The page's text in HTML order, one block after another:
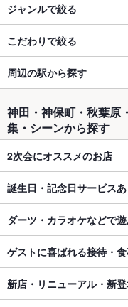
ジャンルで絞る
こだわりで絞る
周辺の駅から探す
神田・神保町・秋葉原
集・シーンから探す
2次会にオススメのお店
誕生日・記念日サービスあ
ダーツ・カラオケなどで
ゲストに喜ばれる接待・
新店・リニューアル・新